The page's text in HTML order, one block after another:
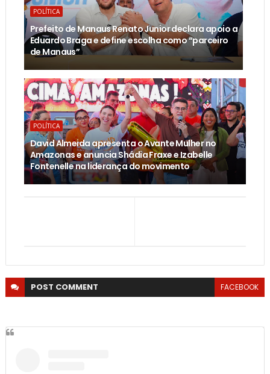
POLÍTICA
Prefeito de Manaus Renato Junior declara apoio a
Eduardo Braga e define escolha como “parceiro
de Manaus”
POLÍTICA
David Almeida apresenta o Avante Mulher no
Amazonas e anuncia Shádia Fraxe e Izabelle
Fontenelle na liderança do movimento
POST COMMENT FACEBOOK